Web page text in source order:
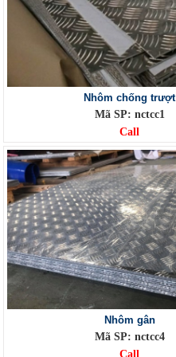
Nhôm chống trượt
Mã SP: nctcc1
Call
Nhôm gân
Mã SP: nctcc4
Call